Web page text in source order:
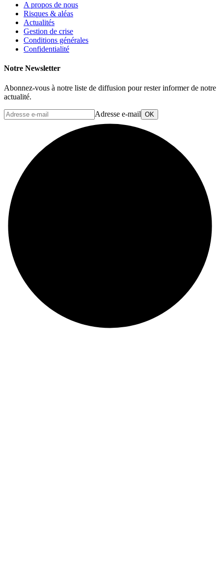
A propos de nous
Risques & aléas
Actualités
Gestion de crise
Conditions générales
Confidentialité
Notre Newsletter
Abonnez-vous à notre liste de diffusion pour rester informer de notre
actualité.
Adresse e-mail